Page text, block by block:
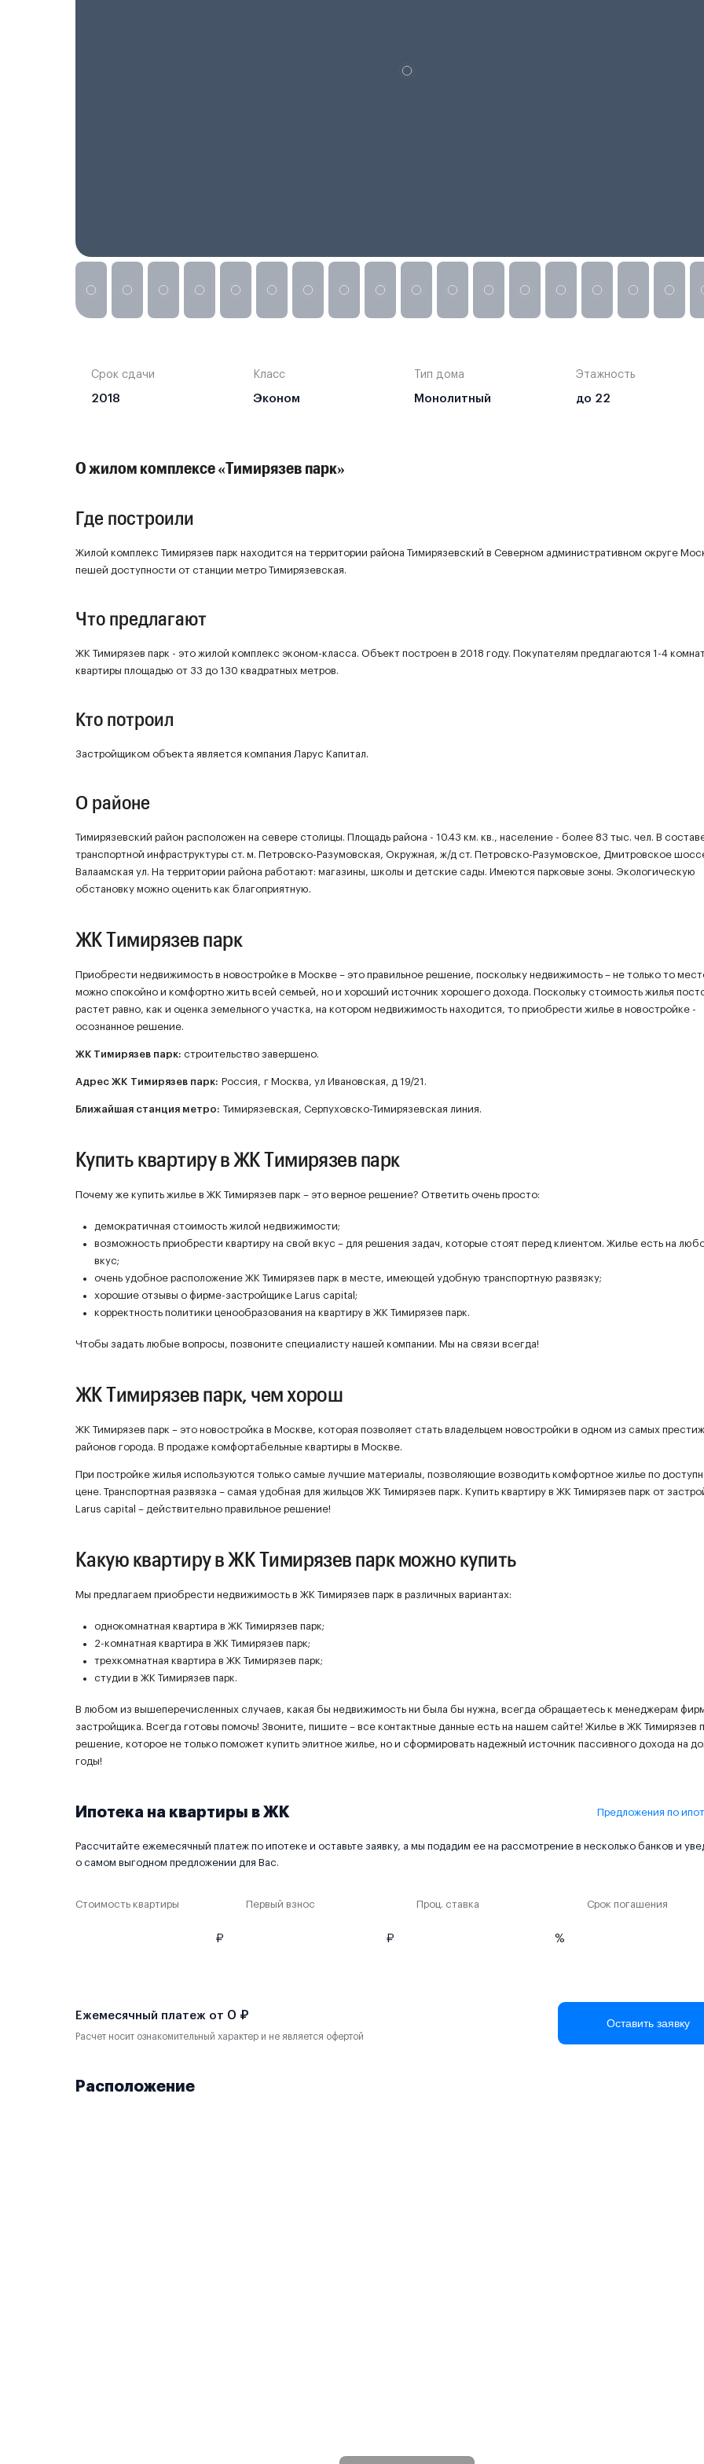
Срок сдачи
2018
Класс
Эконом
Тип дома
Монолитный
Этажность
до 22
О жилом комплексе «Тимирязев парк»
Где построили
Жилой комплекс Тимирязев парк находится на территории района Тимирязевский в Северном административном округе
пешей доступности от станции метро Тимирязевская.
Что предлагают
ЖК Тимирязев парк - это жилой комплекс эконом-класса. Объект построен в 2018 году. Покупателям предлагаются 1-4
квартиры площадью от 33 до 130 квадратных метров.
Кто потроил
Застройщиком объекта является компания Ларус Капитал.
О районе
Тимирязевский район расположен на севере столицы. Площадь района - 10.43 км. кв., население - более 83 тыс. чел. В
транспортной инфраструктуры ст. м. Петровско-Разумовская, Окружная, ж/д ст. Петровско-Разумовское, Дмитровское
Валаамская ул. На территории района работают: магазины, школы и детские сады. Имеются парковые зоны. Экологическую
обстановку можно оценить как благоприятную.
ЖК Тимирязев парк
Приобрести недвижимость в новостройке в Москве – это правильное решение, поскольку недвижимость – не только то
можно спокойно и комфортно жить всей семьей, но и хороший источник хорошего дохода. Поскольку стоимость жилья
растет равно, как и оценка земельного участка, на котором недвижимость находится, то приобрести жилье в новостройке -
осознанное решение.
ЖК Тимирязев парк: строительство завершено.
Адрес ЖК Тимирязев парк: Россия, г Москва, ул Ивановская, д 19/21.
Ближайшая станция метро: Тимирязевская, Серпуховско-Тимирязевская линия.
Купить квартиру в ЖК Тимирязев парк
Почему же купить жилье в ЖК Тимирязев парк – это верное решение? Ответить очень просто:
демократичная стоимость жилой недвижимости;
возможность приобрести квартиру на свой вкус – для решения задач, которые стоят перед клиентом. Жилье есть на
вкус;
очень удобное расположение ЖК Тимирязев парк в месте, имеющей удобную транспортную развязку;
хорошие отзывы о фирме-застройщике Larus capital;
корректность политики ценообразования на квартиру в ЖК Тимирязев парк.
Чтобы задать любые вопросы, позвоните специалисту нашей компании. Мы на связи всегда!
ЖК Тимирязев парк, чем хорош
ЖК Тимирязев парк – это новостройка в Москве, которая позволяет стать владельцем новостройки в одном из самых
районов города. В продаже комфортабельные квартиры в Москве.
При постройке жилья используются только самые лучшие материалы, позволяющие возводить комфортное жилье по
цене. Транспортная развязка – самая удобная для жильцов ЖК Тимирязев парк. Купить квартиру в ЖК Тимирязев парк от
Larus capital – действительно правильное решение!
Какую квартиру в ЖК Тимирязев парк можно купить
Мы предлагаем приобрести недвижимость в ЖК Тимирязев парк в различных вариантах:
однокомнатная квартира в ЖК Тимирязев парк;
2-комнатная квартира в ЖК Тимирязев парк;
трехкомнатная квартира в ЖК Тимирязев парк;
студии в ЖК Тимирязев парк.
В любом из вышеперечисленных случаев, какая бы недвижимость ни была бы нужна, всегда обращаетесь к менеджерам
застройщика. Всегда готовы помочь! Звоните, пишите – все контактные данные есть на нашем сайте! Жилье в ЖК Тимирязев
решение, которое не только поможет купить элитное жилье, но и сформировать надежный источник пассивного дохода на
годы!
Ипотека на квартиры в ЖК Предложения по
Рассчитайте ежемесячный платеж по ипотеке и оставьте заявку, а мы подадим ее на рассмотрение в несколько банков и
о самом выгодном предложении для Вас.
Стоимость квартиры
₽
Первый взнос
₽
Проц. ставка
%
Срок погашения
Ежемесячный платеж от 0 ₽
Расчет носит ознакомительный характер и не является офертой
Оставить заявку
Расположение